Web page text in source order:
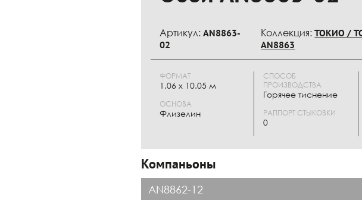
Артикул: AN8863-
02
Коллекция:ТОКИО /
AN8863
ФОРМАТ
1.06 x 10.05 м
ОСНОВА
Флизелин
СПОСОБ
ПРОИЗВОДСТВА
Горячее тиснение
РАППОРТ СТЫКОВКИ
0
Компаньоны
AN8862-12